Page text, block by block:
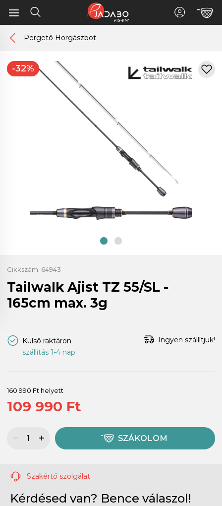
Pergető Horgászbot
-32%
Cikkszám: 64943
Tailwalk Ajist TZ 55/SL -
165cm max. 3g
Külső raktáron
szállítás 1-4 nap
Ingyen szállítjuk!
160 990 Ft helyett
109 990 Ft
SZÁKOLOM
Szakértő szolgálat
Kérdésed van? Bence válaszol!